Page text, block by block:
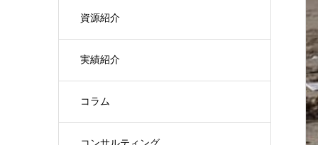
資源紹介
実績紹介
コラム